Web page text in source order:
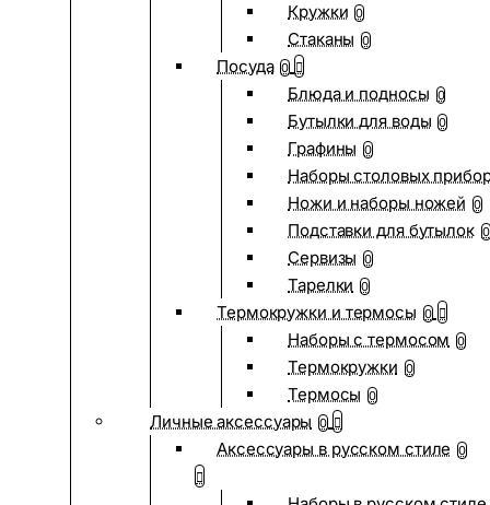
Кружки 0
Стаканы 0
Посуда 0
Блюда и подносы 0
Бутылки для воды 0
Графины 0
Наборы столовых
Ножи и наборы ножей 0
Подставки для бутылок 0
Сервизы 0
Тарелки 0
Термокружки и термосы 0
Наборы с термосом 0
Термокружки 0
Термосы 0
Личные аксессуары 0
Аксессуары в русском стиле 0